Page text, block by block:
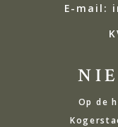
E-mail:
Op de